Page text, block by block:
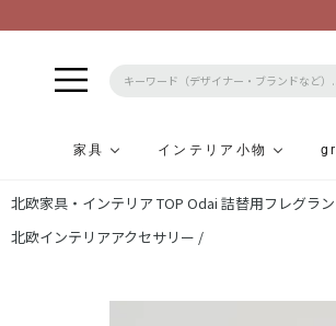
ン
テ
家具 インテリア小物
北欧家具・インテリア TOP Odai 詰替用フレグラ
北欧インテリアアクセサリー /